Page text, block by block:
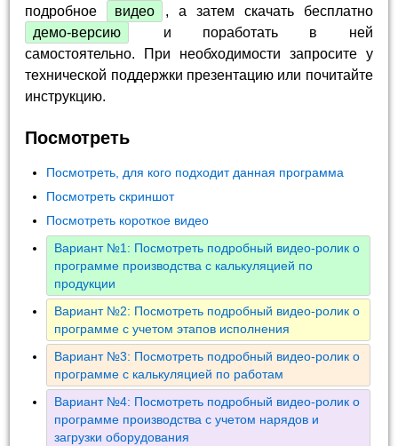
подробное
видео
, а затем скачать бесплатно
демо-версию
и поработать в ней
самостоятельно. При необходимости запросите у
технической поддержки презентацию или почитайте
инструкцию.
Посмотреть
Посмотреть, для кого подходит данная программа
Посмотреть скриншот
Посмотреть короткое видео
Вариант №1: Посмотреть подробный видео-ролик о
программе производства с калькуляцией по
продукции
Вариант №2: Посмотреть подробный видео-ролик о
программе с учетом этапов исполнения
Вариант №3: Посмотреть подробный видео-ролик о
программе с калькуляцией по работам
Вариант №4: Посмотреть подробный видео-ролик о
программе производства с учетом нарядов и
загрузки оборудования